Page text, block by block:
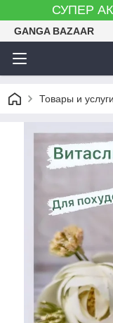
СУПЕР
GANGA BAZAAR
Товары и услуги